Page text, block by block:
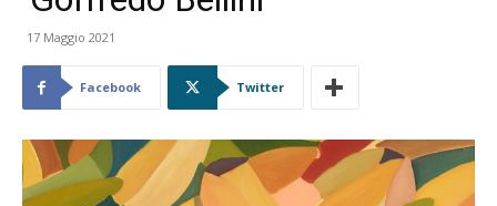
17 Maggio 2021
Facebook Twitter